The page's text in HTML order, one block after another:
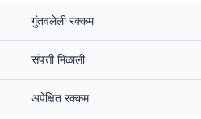
गुंतवलेली रक्कम
संपत्ती मिळाली
अपेक्षित रक्कम